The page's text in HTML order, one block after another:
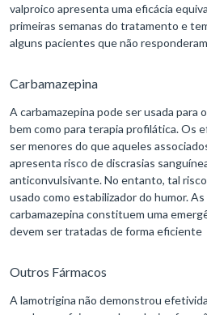
valproico apresenta uma eficácia
primeiras semanas do tratamento e
alguns pacientes que não
Carbamazepina
A carbamazepina pode ser usada para
bem como para terapia profilática. Os
ser menores do que aqueles
apresenta risco de discrasias
anticonvulsivante. No entanto, tal
usado como estabilizador do humor.
carbamazepina constituem uma
devem ser tratadas de forma eficiente
Outros Fármacos
A lamotrigina não demonstrou